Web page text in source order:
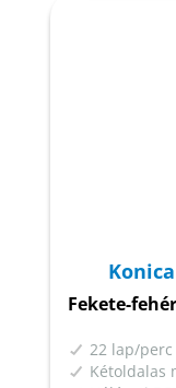
Fekete-
22 lap/perc
Kétoldalas